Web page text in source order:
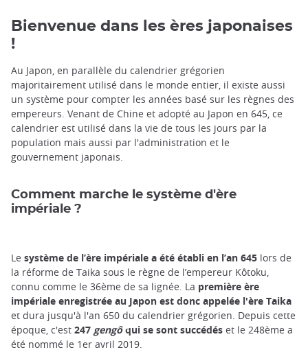
Bienvenue dans les ères japonaises
!
Au Japon, en parallèle du calendrier grégorien
majoritairement utilisé dans le monde entier, il existe aussi
un système pour compter les années basé sur les règnes des
empereurs. Venant de Chine et adopté au Japon en 645, ce
calendrier est utilisé dans la vie de tous les jours par la
population mais aussi par l'administration et le
gouvernement japonais.
Comment marche le système d'ère
impériale ?
Le système de l’ère impériale a été établi en l’an 645 lors de
la réforme de Taika sous le règne de l’empereur Kôtoku,
connu comme le 36ème de sa lignée. La première ère
impériale enregistrée au Japon est donc appelée l'ère Taika
et dura jusqu'à l'an 650 du calendrier grégorien. Depuis cette
époque, c'est 247 gengôqui se sont succédés et le 248ème a
été nommé le 1er avril 2019.